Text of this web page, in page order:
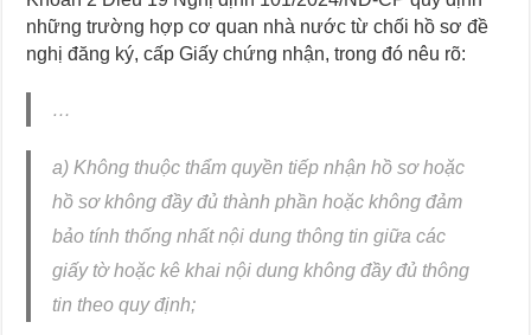
những trường hợp cơ quan nhà nước từ chối hồ sơ đề
nghị đăng ký, cấp Giấy chứng nhận, trong đó nêu rõ:
…
a) Không thuộc thẩm quyền tiếp nhận hồ sơ hoặc
hồ sơ không đầy đủ thành phần hoặc không đảm
bảo tính thống nhất nội dung thông tin giữa các
giấy tờ hoặc kê khai nội dung không đầy đủ thông
tin theo quy định;